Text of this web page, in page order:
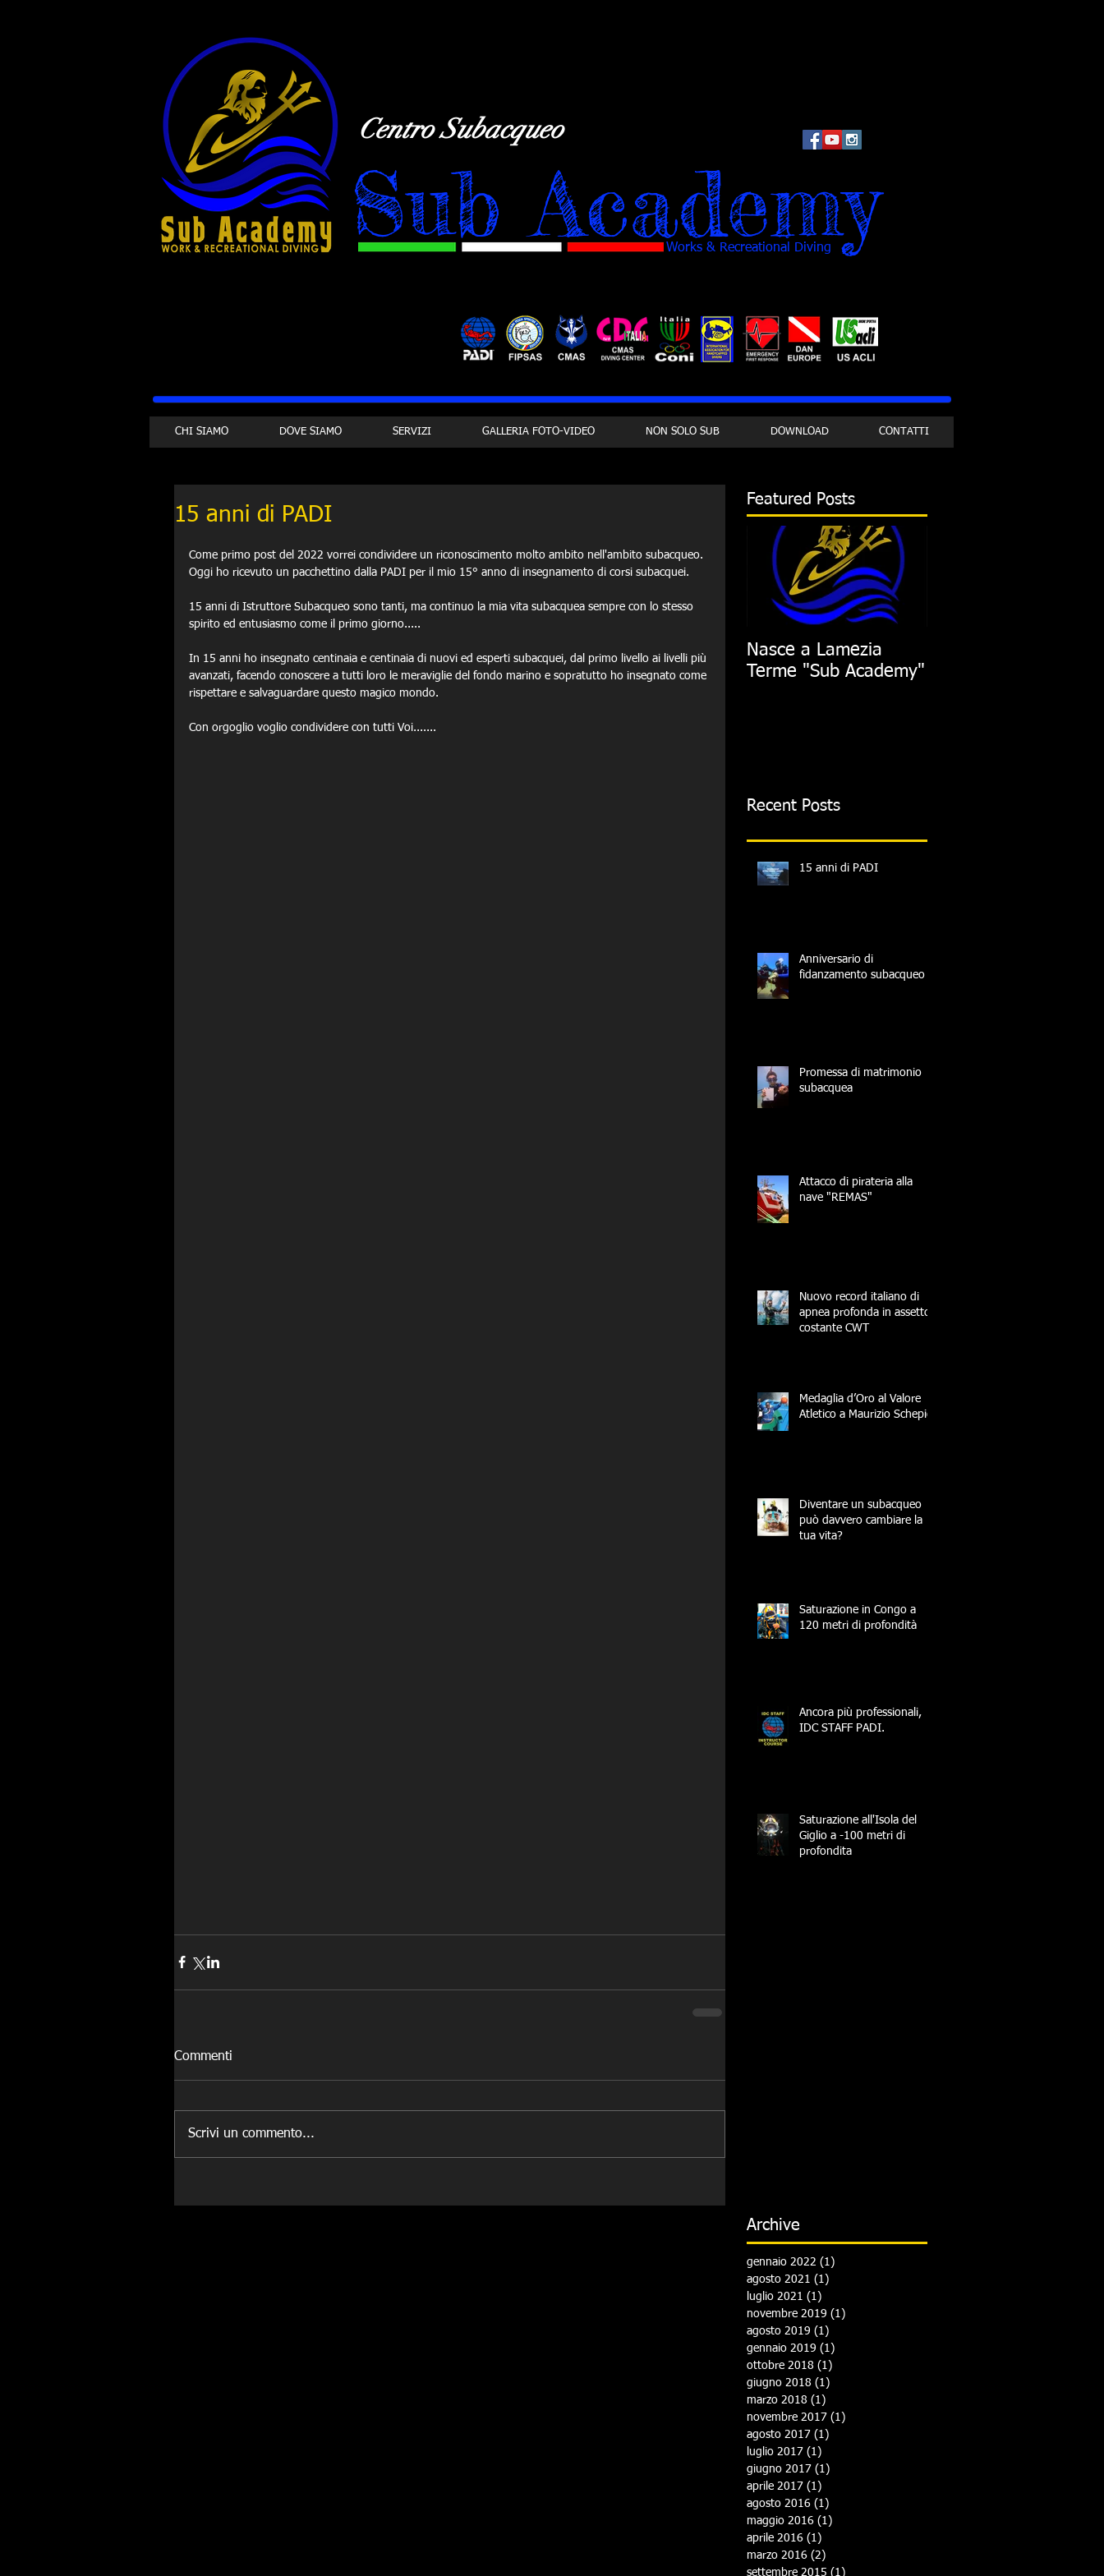
Centro Subacqueo
Sub Academy
Works & Recreational Diving
CHI SIAMO DOVE SIAMO SERVIZI GALLERIA FOTO-VIDEO NON SOLO SUB DOWNLOAD CONTATTI
15 anni di PADI
Come primo post del 2022 vorrei condividere un riconoscimento molto ambito nell'ambito subacqueo.
Oggi ho ricevuto un pacchettino dalla PADI per il mio 15° anno di insegnamento di corsi subacquei.
15 anni di Istruttore Subacqueo sono tanti, ma continuo la mia vita subacquea sempre con lo stesso
spirito ed entusiasmo come il primo giorno.....
In 15 anni ho insegnato centinaia e centinaia di nuovi ed esperti subacquei, dal primo livello ai livelli più
avanzati, facendo conoscere a tutti loro le meraviglie del fondo marino e sopratutto ho insegnato come
rispettare e salvaguardare questo magico mondo.
Con orgoglio voglio condividere con tutti Voi.......
Commenti
Scrivi un commento...
Featured Posts
Nasce a Lamezia
Terme "Sub Academy"
Recent Posts
15 anni di PADI
Anniversario di
fidanzamento subacqueo
Promessa di matrimonio
subacquea
Attacco di pirateria alla
nave "REMAS"
Nuovo record italiano di
apnea profonda in assetto
costante CWT
Medaglia d’Oro al Valore
Atletico a Maurizio Schepici
Diventare un subacqueo
può davvero cambiare la
tua vita?
Saturazione in Congo a
120 metri di profondità
Ancora più professionali,
IDC STAFF PADI.
Saturazione all'Isola del
Giglio a -100 metri di
profondita
Archive
gennaio 2022 (1)
agosto 2021 (1)
luglio 2021 (1)
novembre 2019 (1)
agosto 2019 (1)
gennaio 2019 (1)
ottobre 2018 (1)
giugno 2018 (1)
marzo 2018 (1)
novembre 2017 (1)
agosto 2017 (1)
luglio 2017 (1)
giugno 2017 (1)
aprile 2017 (1)
agosto 2016 (1)
maggio 2016 (1)
aprile 2016 (1)
marzo 2016 (2)
settembre 2015 (1)